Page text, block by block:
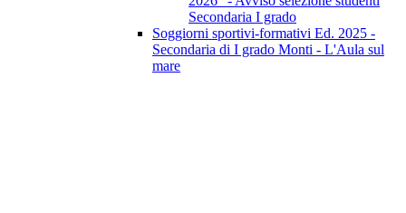
Secondaria I grado
Soggiorni sportivi-formativi Ed. 2025 -
Secondaria di I grado Monti - L'Aula sul
mare